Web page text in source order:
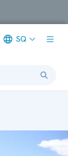
SQ